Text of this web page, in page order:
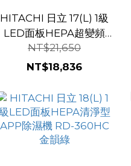
HITACHI 日立 17(L) 1級
LED面板HEPA超變頻
APP清淨型除濕機 RD-
340VC 極光鈦
NT$21,650
NT$18,836